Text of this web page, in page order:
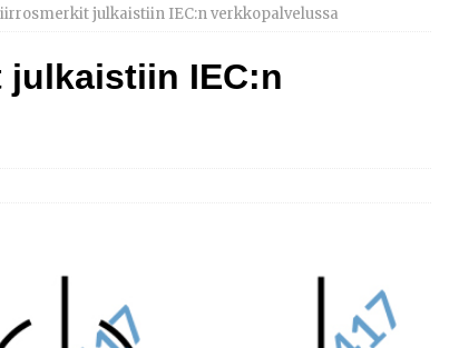
tulee käyttöön yhteinen kestävyysraportointimalli
Pienet työpaikat saavat parhaat arvosanat
toimintaansa Norjaan
julkaistiin IEC:n verkkopalvelussa
IEC:n